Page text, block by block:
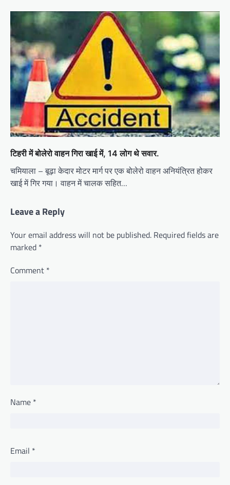
टिहरी में बोलेरो वाहन गिरा खाई में, 14 लोग थे सवार.
चमियाला – बूढ़ा केदार मोटर मार्ग पर एक बोलेरो वाहन अनियंत्रित होकर
खाई में गिर गया। वाहन में चालक सहित…
Leave a Reply
Your email address will not be published. Required fields are
marked *
Comment *
Name *
Email *